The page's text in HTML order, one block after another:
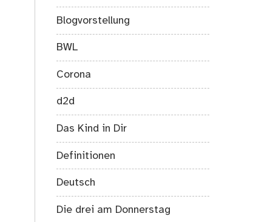
Blogvorstellung
BWL
Corona
d2d
Das Kind in Dir
Definitionen
Deutsch
Die drei am Donnerstag